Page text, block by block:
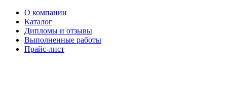
О компании
Каталог
Дипломы и отзывы
Выполненные работы
Прайс-лист